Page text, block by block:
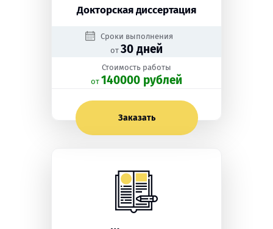
Докторская диссертация
Сроки выполнения
от 30 дней
Стоимость работы
oт 140000 рублей
Заказать